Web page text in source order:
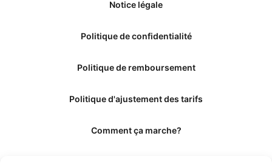
Notice légale
Politique de confidentialité
Politique de remboursement
Politique d'ajustement des tarifs
Comment ça marche?